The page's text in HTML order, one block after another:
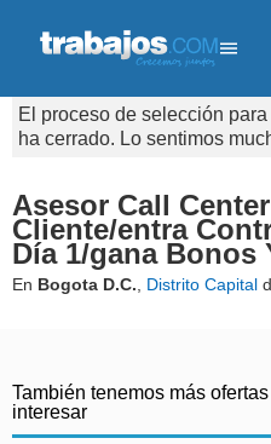
El proceso de selección
ha cerrado. Lo sentimos
Asesor Call
Cliente/entra
Día 1/gana Bonos
En Bogota D.C. Distrito Capital
También tenemos más
interesar